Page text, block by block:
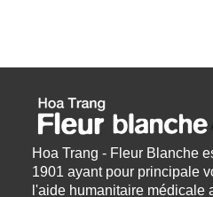
Hoa Trang - Fleur Blanche
1901 ayant pour principale
l'aide humanitaire médicale